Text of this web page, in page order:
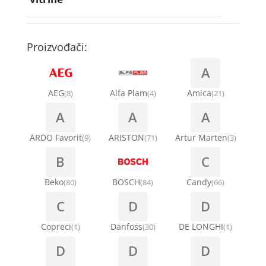
Ručice za vrata za veš mašinu
Šarke za veš mašine
Stakla i okviri vrata za veš mašinu
Termostati i hidrostati za veš mašine
Točkići za sudo mašine
Kompresori za klima uređaje
Kondenz creva
Nosači za klimu
Ostali materijal za montažu klima uređaja
Proizvođači:
AEG(8) Alfa Plam(4)
A
Amica(21)
A
ARDO Favorit(9)
A
ARISTON(71)
A
Artur Marten(3)
B
Beko(80) BOSCH(84)
C
Candy(66)
C
Copreci(1)
D
Danfoss(30)
D
DE LONGHI(1)
D D D